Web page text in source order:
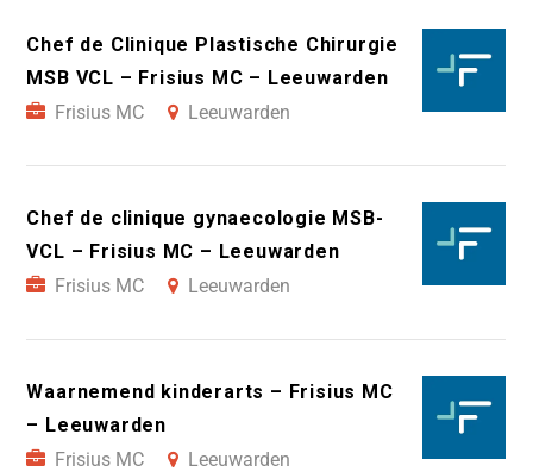
Chef de Clinique Plastische Chirurgie
MSB VCL – Frisius MC – Leeuwarden
Frisius MC
Leeuwarden
Chef de clinique gynaecologie MSB-
VCL – Frisius MC – Leeuwarden
Frisius MC
Leeuwarden
Waarnemend kinderarts – Frisius MC
– Leeuwarden
Frisius MC
Leeuwarden